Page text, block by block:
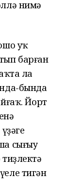
нимә
уҡ
барған
ла
бында
Йорт
сығыу
тигән